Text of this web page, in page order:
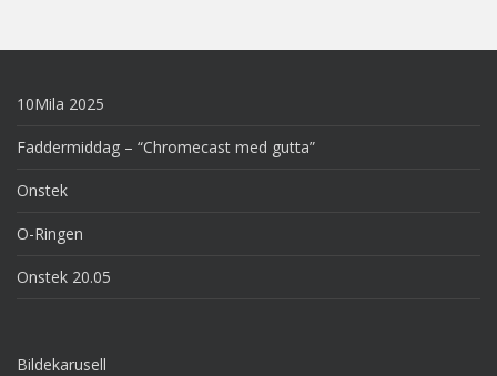
10Mila 2025
Faddermiddag – “Chromecast med gutta”
Onstek
O-Ringen
Onstek 20.05
Bildekarusell